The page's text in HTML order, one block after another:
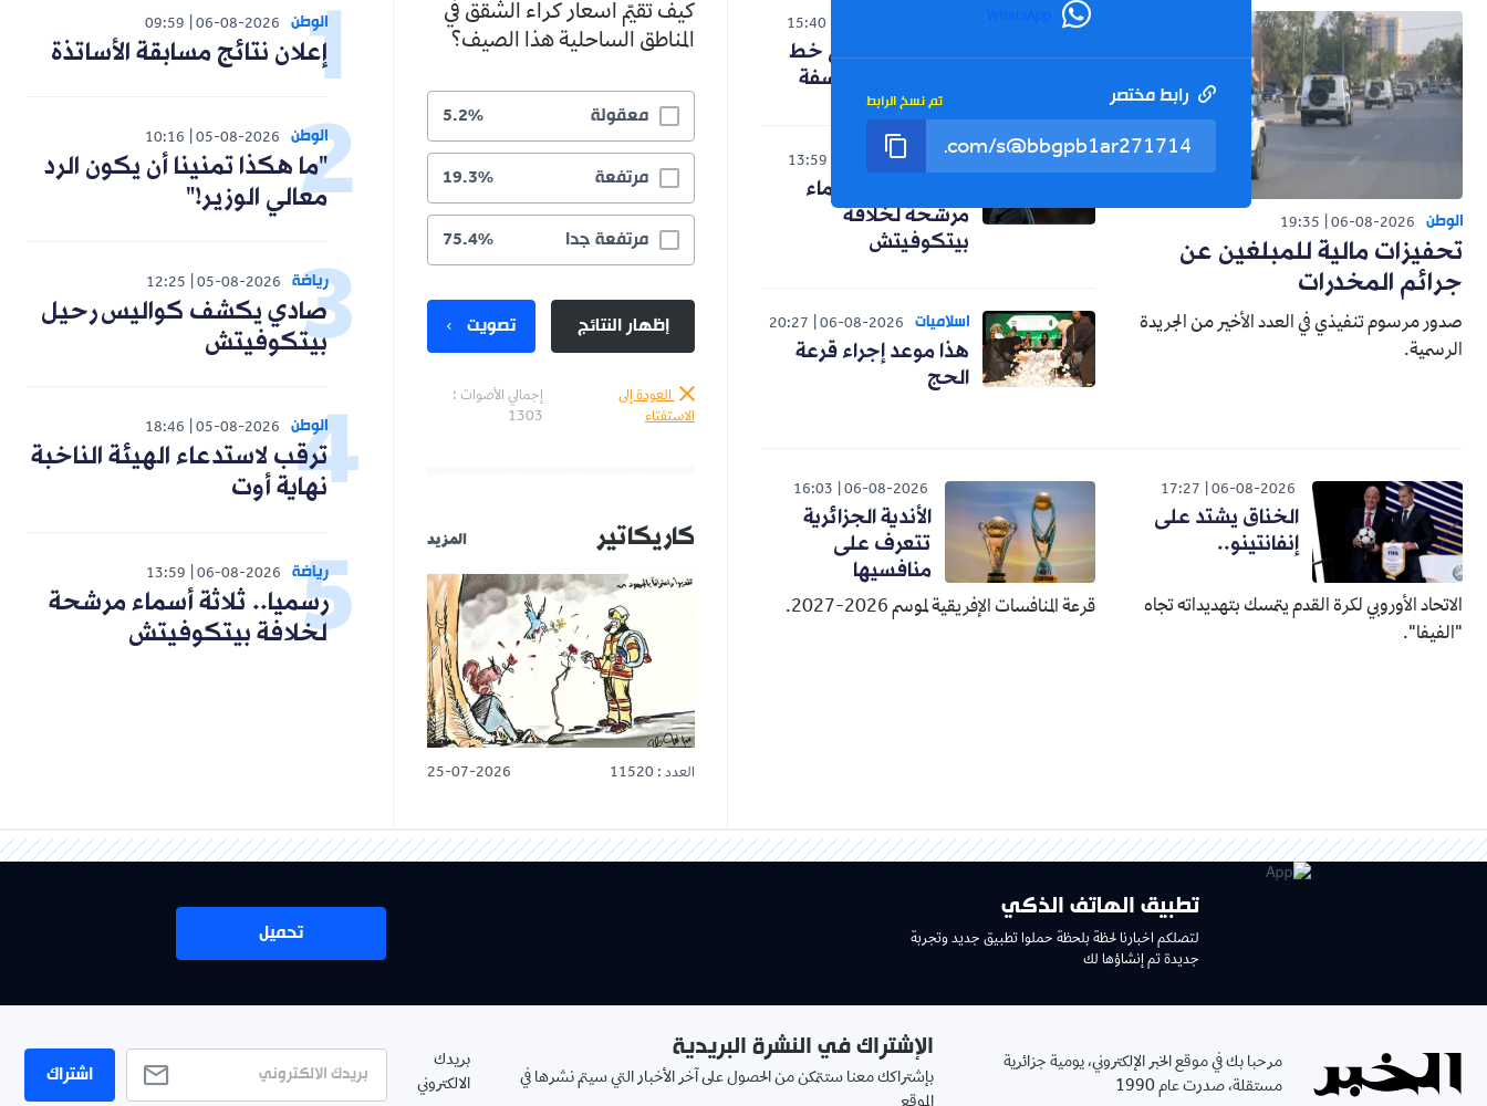
WhatsApp
رابط مختصر تم نسخ الرابط
الوطن 06-08-2026
19:35
تحفيزات مالية للمبلغين عن
جرائم المخدرات
صدور مرسوم تنفيذي في العدد الأخير من الجريدة
الرسمية.
15:40
حنون تدخل على خط
الجدل حول الفلسفة
رياضة 06-08-2026
13:59
رسميا.. ثلاثة أسماء
مرشحة لخلافة
بيتكوفيتش
اسلاميات 06-08-2026
20:27
هذا موعد إجراء قرعة
الحج
06-08-2026
17:27
الخناق يشتد على
إنفانتينو..
الاتحاد الأوروبي لكرة القدم يتمسك بتهديداته تجاه
"الفيفا".
06-08-2026
16:03
الأندية الجزائرية
تتعرف على
منافسيها
قرعة المنافسات الإفريقية لموسم 2026-2027.
كيف تقيّم أسعار كراء الشقق في
المناطق الساحلية هذا الصيف؟
معقولة 5.2%
مرتفعة 19.3%
مرتفعة جدا 75.4%
إظهار النتائج تصويت
العودة إلى
الاستفتاء
إجمالي الأصوات :
1303
كاريكاتير المزيد
العدد : 11520 25-07-2026
الوطن 06-08-2026
09:59
إعلان نتائج مسابقة الأساتذة
الوطن 05-08-2026
10:16
"ما هكذا تمنينا أن يكون الرد
معالي الوزير!"
رياضة 05-08-2026
12:25
صادي يكشف كواليس رحيل
بيتكوفيتش
الوطن 05-08-2026
18:46
ترقب لاستدعاء الهيئة الناخبة
نهاية أوت
رياضة 06-08-2026
13:59
رسميا.. ثلاثة أسماء مرشحة
لخلافة بيتكوفيتش
تطبيق الهاتف الذكي
لتصلكم اخبارنا لحظة بلحظة حملوا تطبيق جديد وتجربة
جديدة تم إنشاؤها لك
تحميل
مرحبا بك في موقع الخبر الإلكتروني، يومية جزائرية
مستقلة، صدرت عام 1990
الإشتراك في النشرة البريدية
بإشتراكك معنا ستتمكن من الحصول على آخر الأخبار التي سيتم نشرها في
بريدك
الالكتروني
اشتراك